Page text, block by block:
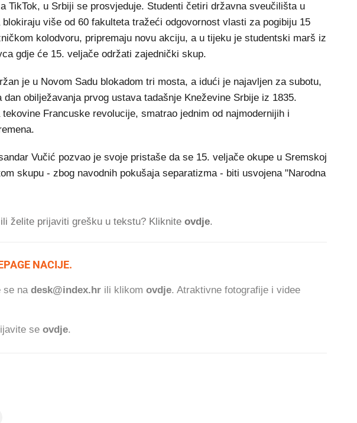
TikTok, u Srbiji se prosvjeduje. Studenti četiri državna sveučilišta u
više od 60 fakulteta tražeći odgovornost vlasti za pogibiju 15
kolodvoru, pripremaju novu akciju, a u tijeku je studentski marš iz
gdje će 15. veljače održati zajednički skup.
je u Novom Sadu blokadom tri mosta, a idući je najavljen za subotu,
obilježavanja prvog ustava tadašnje Kneževine Srbije iz 1835.
Francuske revolucije, smatrao jednim od najmodernijih i
Vučić pozvao je svoje pristaše da se 15. veljače okupe u Sremskoj
skupu - zbog navodnih pokušaja separatizma - biti usvojena "Narodna
želite prijaviti grešku u tekstu? Kliknite ovdje.
NACIJE.
se na desk@index.hr ili klikom ovdje. Atraktivne fotografije i videe
se ovdje.